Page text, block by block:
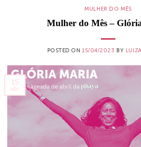
MULHER DO MÊS
Mulher do Mês –
POSTED ON 15/04/2023 BY
15
abr